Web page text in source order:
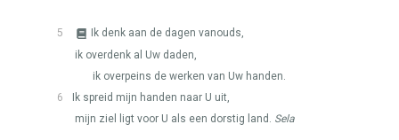
5
Ik denk aan de dagen vanouds,
ik overdenk al Uw daden,
ik overpeins de werken van Uw handen.
6
Ik spreid mijn handen naar U uit,
mijn ziel ligt voor U als een dorstig land. Sela